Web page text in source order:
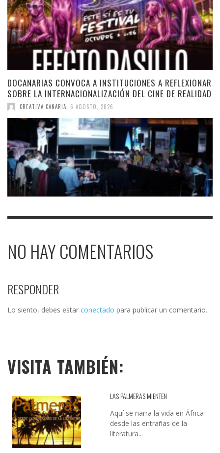
DOCANARIAS CONVOCA A INSTITUCIONES A REFLEXIONAR
SOBRE LA INTERNACIONALIZACIÓN DEL CINE DE REALIDAD
CREATIVA CANARIA 6 AGOSTO, 2026
NO HAY COMENTARIOS
RESPONDER
Lo siento, debes estar conectado para publicar un comentario.
VISITA TAMBIÉN:
LAS PALMERAS MIENTEN
Aquí se narra la vida en África
desde las entrañas de la
literatura...